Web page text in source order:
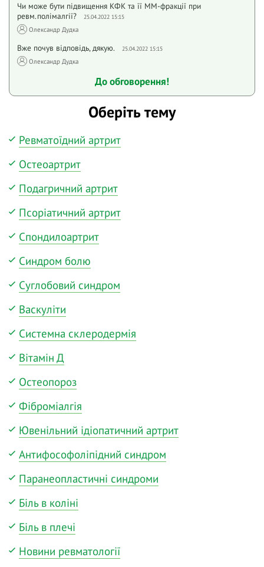
Чи може бути підвищення КФК та її ММ-фракції при
ревм.полімалгії?
25.04.2022 15:15
Олександр Дудка
Вже почув відповідь, дякую. 25.04.2022 15:15
Олександр Дудка
До обговорення!
Оберіть тему
Ревматоїдний артрит
Остеоартрит
Подагричний артрит
Псоріатичний артрит
Спондилоартрит
Синдром болю
Суглобовий синдром
Васкуліти
Системна склеродермія
Вітамін Д
Остеопороз
Фіброміалгія
Ювенільний ідіопатичний артрит
Антифософоліпідний синдром
Паранеопластичні синдроми
Біль в коліні
Біль в плечі
Новини ревматології